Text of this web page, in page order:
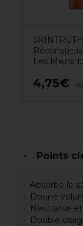
Les Mains
4,75€
Points
Absorbe le
Donne
Neutralise
Double